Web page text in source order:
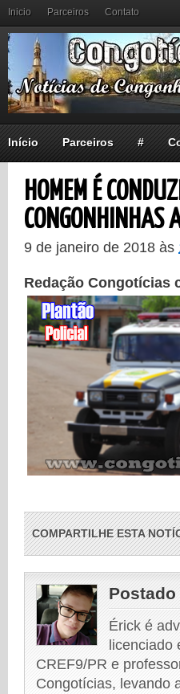
Inicio Parceiros Contato
Início Parceiros #
HOMEM É
CONGONHINHAS
9 de janeiro de 2018 às
Redação Congotícias
COMPARTILHE ESTA
Érick é
CREF9/PR e
Congotícias, levando